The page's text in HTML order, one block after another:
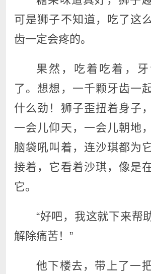
可是狮子不知道，吃了这
齿一定会疼的。
果然，吃着吃着，
了。想想，一千颗牙齿一
什么劲！狮子歪扭着身子
一会儿仰天，一会儿朝地
脑袋吼叫着，连沙琪都为
接着，它看着沙琪，像是
它。
“好吧，我这就下来帮
解除痛苦！”
他下楼去，带上了一